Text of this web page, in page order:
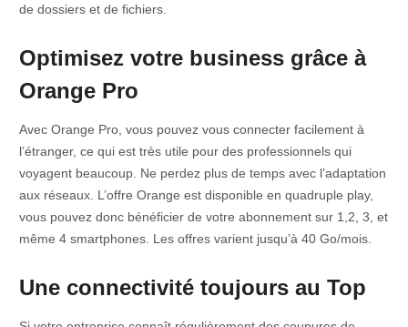
de dossiers et de fichiers.
Optimisez votre business grâce à
Orange Pro
Avec Orange Pro, vous pouvez vous connecter facilement à
l’étranger, ce qui est très utile pour des professionnels qui
voyagent beaucoup. Ne perdez plus de temps avec l’adaptation
aux réseaux. L’offre Orange est disponible en quadruple play,
vous pouvez donc bénéficier de votre abonnement sur 1,2, 3, et
même 4 smartphones. Les offres varient jusqu’à 40 Go/mois.
Une connectivité toujours au Top